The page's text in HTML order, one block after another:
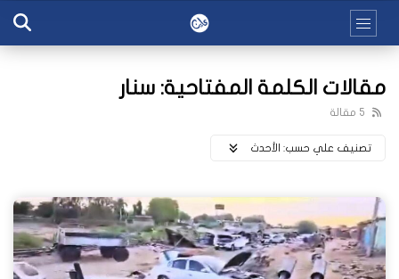
مقالات الكلمة المفتاحية: سنار
5 مقالة
تصنيف علي حسب: اﻷحدث